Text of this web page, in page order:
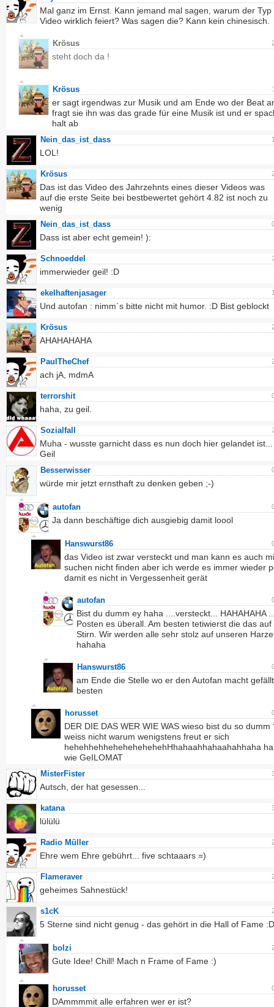
Mal ganz im Ernst. Kann jemand mal sagen, warum der Typ
Video wirklich feiert? Was sagen die? Kann kein chinesisch.
Krösus
steht doch da !
Krösus
er sagt irgendwas zur Musik und am Ende wo der Beat
fragt sie ihn was das grade für eine Musik ist und er
halt ab
Nein_das_ist_dass
LOL!
Krösus
Das ist das Video des Jahrzehnts eines dieser Videos was
auf die erste Seite bei bestbewertet gehört 4.82 ist noch zu
wenig
Nein_das_ist_dass
Dass ist aber echt gemein! ):
Schnoeddel
immerwieder geil! :D
ekelhaftenjasager
Und autofan : nimm´s bitte nicht mit humor. :D Bist geblockt
Krösus
AHAHAHAHA
PaulTheChef
ach jA, mdmA
terrorshit
haha, zu geil.
Sozialfall
Muha - wusste garnicht dass es nun doch hier gelandet
Geil
Besserwisser
würde mir jetzt ernsthaft zu denken geben ;-)
autofan
Ja dann beschäftige dich ausgiebig damit loool
Hanswurst86
das Video ist zwar versteckt und man kann es auch
suchen nicht finden aber ich werde es immer wieder
damit es nicht in Vergessenheit gerät
autofan
Bist du dumm ey haha ....versteckt... HAHAHAHA
Posten es überall. Am besten tetiwierst die das auf
Stirn. Wir werden alle sehr stolz auf unseren
hahaha
Hanswurst86
am Ende die Stelle wo er den Autofan macht
besten
horusset
DER DIE DAS WER WIE WAS wieso bist du so dumm
weiss nicht warum wenigstens freut er sich
hehehhehhehehehehehehHhahaahhahaahahhaha
wie GeILOMAT
MisterFister
Autsch, der hat gesessen...
katana
lülülü
Radio Müller
Ehre wem Ehre gebührt... five schtaaars =)
Flameraver
geheimes Sahnestück!
s1cK
5 Sterne sind nicht genug - das gehört in die Hall of Fame :D
bolzi
Gute Idee! Chill! Mach n Frame of Fame :)
horusset
DAmmmmit alle erfahren wer er ist?